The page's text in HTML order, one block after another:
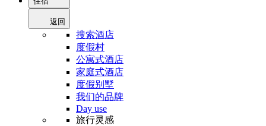
返回
搜索酒店
度假村
公寓式酒店
家庭式酒店
度假别墅
我们的品牌
Day use
旅行灵感